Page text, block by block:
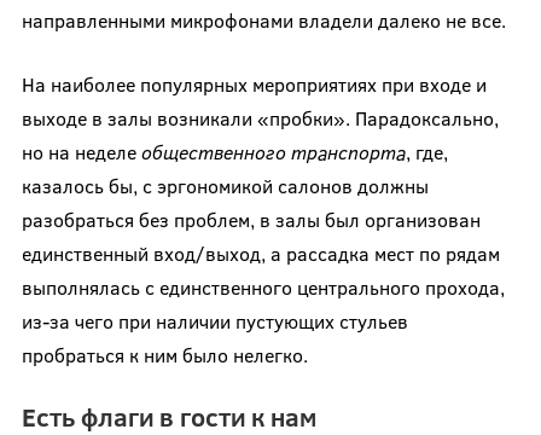
направленными микрофонами владели далеко не все.
На наиболее популярных мероприятиях при входе и
выходе в залы возникали «пробки». Парадоксально,
но на неделеобщественного транспорта, где,
казалось бы, с эргономикой салонов должны
разобраться без проблем, в залы был организован
единственный вход/выход, а рассадка мест по рядам
выполнялась с единственного центрального прохода,
из-за чего при наличии пустующих стульев
пробраться к ним было нелегко.
Есть флаги в гости к нам